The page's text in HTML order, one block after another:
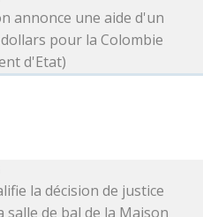
annonce une aide d'un
pour la Colombie
d'Etat)
la décision de justice
salle de bal de la Maison